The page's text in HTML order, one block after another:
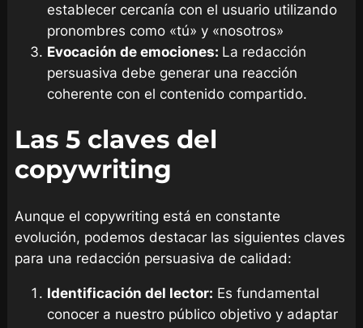
establecer cercanía con el usuario utilizando
pronombres como «tú» y «nosotros»
Evocación de emociones: La redacción
persuasiva debe generar una reacción
coherente con el contenido compartido.
Las 5 claves del
copywriting
Aunque el copywriting está en constante
evolución, podemos destacar las siguientes claves
para una redacción persuasiva de calidad:
Identificación del lector: Es fundamental
conocer a nuestro público objetivo y adaptar